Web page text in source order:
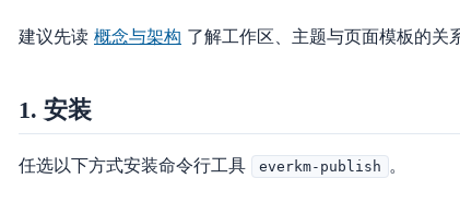
建议先读 概念与架构 了解工作区、主题与页面模板的关
1. 安装
任选以下方式安装命令行工具 everkm-publish 。